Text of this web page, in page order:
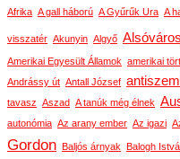
Afrika A gall háború A Gyűrűk Ura A
visszatér Akunyin Algyő Alsóváros
Amerikai Egyesült Államok amerikai
Andrássy út Antall József
tavasz Aszad A tanúk még élnek
autonómia Az arany ember Az igazi
Gordon Baljós árnyak Balogh